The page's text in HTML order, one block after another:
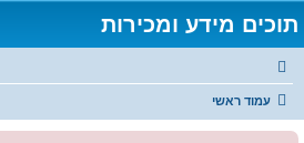
תוכים מידע ומכירות
עמוד ראשי